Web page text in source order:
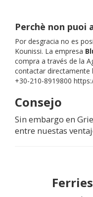
Perchè non puoi
Por desgracia no es
Kounissi. La empresa
compra a través de la
contactar directamente
+30-210-8919800
Consejo
Sin embargo en
entre nuestas